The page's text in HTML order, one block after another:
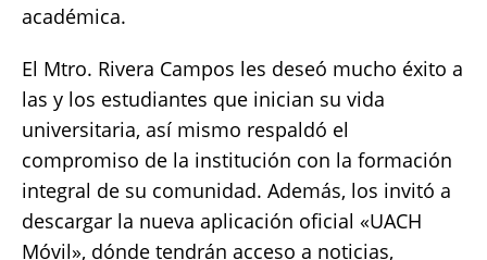
académica.
El Mtro. Rivera Campos les deseó mucho éxito a
las y los estudiantes que inician su vida
universitaria, así mismo respaldó el
compromiso de la institución con la formación
integral de su comunidad. Además, los invitó a
descargar la nueva aplicación oficial «UACH
Móvil», dónde tendrán acceso a noticias,